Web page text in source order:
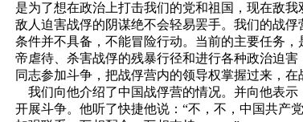
是为了想在政治上打击我们的党和祖国，现在敌
敌人迫害战俘的阴谋绝不会轻易罢手。我们的战
条件并不具备，不能冒险行动。当前的主要任务
帝虐待、杀害战俘的残暴行径和进行各种政治迫
同志参加斗争，把战俘营内的领导权掌握过来，
我们向他介绍了中国战俘营的情况。并向他表
开展斗争。他听了快捷他说：“不，不，中国共产